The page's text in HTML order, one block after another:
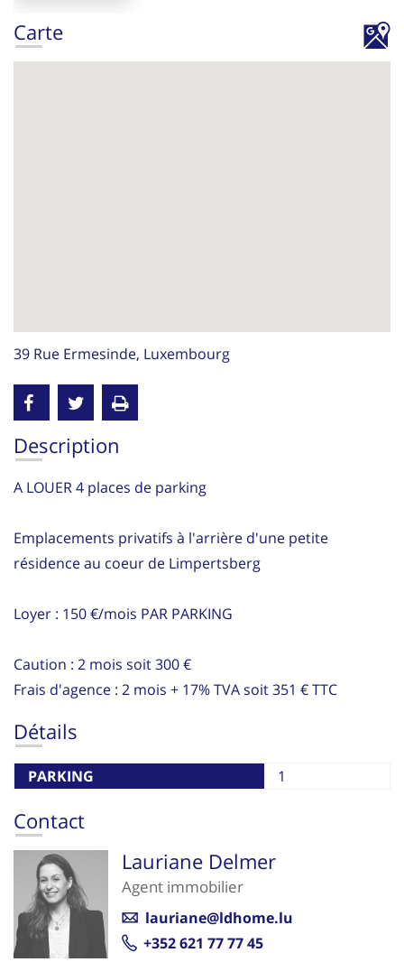
Carte
39 Rue Ermesinde, Luxembourg
Description
A LOUER 4 places de parking
Emplacements privatifs à l'arrière d'une petite
résidence au coeur de Limpertsberg
Loyer : 150 €/mois PAR PARKING
Caution : 2 mois soit 300 €
Frais d'agence : 2 mois + 17% TVA soit 351 € TTC
Détails
PARKING 1
Contact
Lauriane Delmer
Agent immobilier
lauriane@ldhome.lu
+352 621 77 77 45